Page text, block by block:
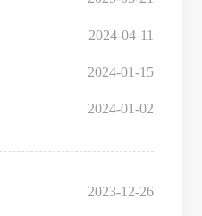
2024-04-11
2024-01-15
2024-01-02
2023-12-26